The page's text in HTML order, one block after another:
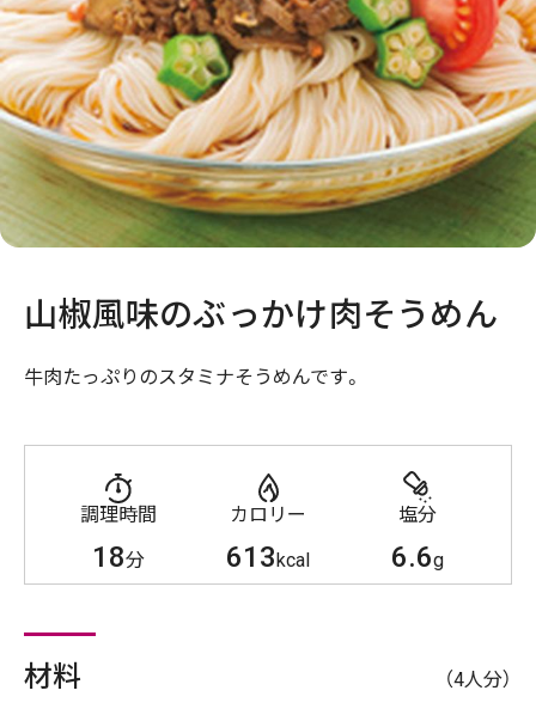
山椒風味のぶっかけ肉そうめん
牛肉たっぷりのスタミナそうめんです。
調理時間
18分
カロリー
613kcal
塩分
6.6g
材料 （4人分）